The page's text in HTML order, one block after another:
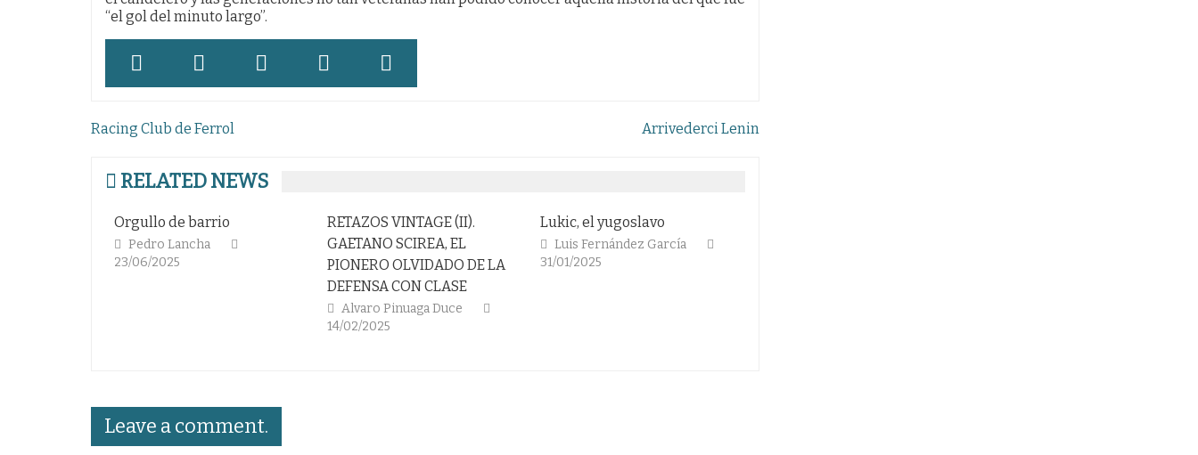
“el gol del minuto largo”.
Navegación
entradas
Racing Club de Ferrol Arrivederci Lenin
RELATED NEWS
Orgullo de barrio
RETAZOS VINTAGE (II).
GAETANO SCIREA, EL
PIONERO OLVIDADO DE LA
DEFENSA CON CLASE
Alvaro Pinuaga Duce
Lukic, el yugoslavo
Luis Fernández García
31/01/2025
Rompieron
Pedro Lancha
Leave a comment.